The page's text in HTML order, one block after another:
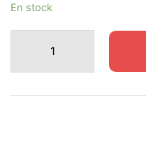
En stock
M8
-